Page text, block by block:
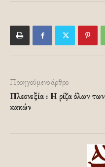
Προηγούμενο άρθρο
Πλεονεξία : Η ρίζα όλων των
κακών